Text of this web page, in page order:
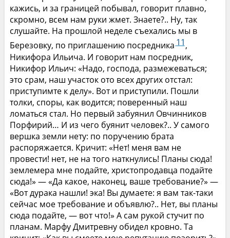
кажись, и за границей побывал, говорит плавно,
скромно, всем нам руки жмет. Знаете?.. Ну, так
слушайте. На прошлой неделе съехались мы в
Березовку, по приглашению посредника 11,
Никифора Ильича. И говорит нам посредник,
Никифор Ильич: «Надо, господа, размежеваться;
это срам, наш участок ото всех других отстал:
приступимте к делу». Вот и приступили. Пошли
толки, споры, как водится; поверенный наш
ломаться стал. Но первый забуянил Овчинников
Порфирий… И из чего буянит человек?.. У самого
вершка земли нету: по поручению брата
распоряжается. Кричит: «Нет! меня вам не
провести! нет, не на того наткнулись! Планы сюда!
землемера мне подайте, христопродавца подайте
сюда!» — «Да какое, наконец, ваше требование?» —
«Вот дурака нашли! эка! Вы думаете: я вам так-таки
сейчас мое требование и объявлю?.. Нет, вы планы
сюда подайте, — вот что!» А сам рукой стучит по
планам. Марфу Дмитревну обидел кровно. Та